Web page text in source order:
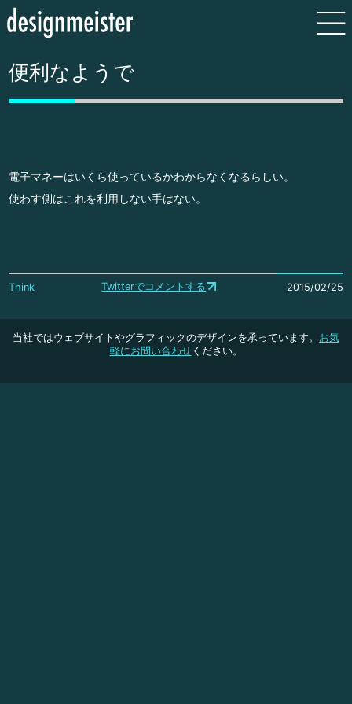
便利なようで
電子マネーはいくら使っているかわからなくなるらしい。
使わす側はこれを利用しない手はない。
Think Twitterでコメントする 2015/02/25
当社ではウェブサイトやグラフィックのデザインを承っています。 お気
軽にお問い合わせください。